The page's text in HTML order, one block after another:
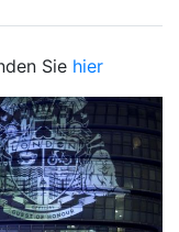
Sie hier